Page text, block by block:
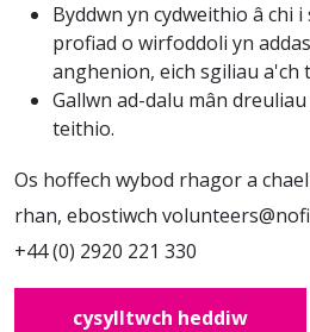
Byddwn yn cydweithio â chi
profiad o wirfoddoli yn
anghenion, eich sgiliau a'ch
Gallwn ad-dalu mân
teithio.
Os hoffech wybod rhagor a
rhan, ebostiwch
+44 (0) 2920 221 330
cysylltwch heddiw